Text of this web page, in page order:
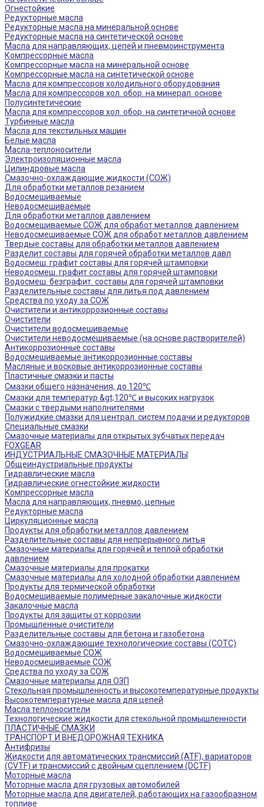
Огнестойкие
Редукторные масла
Редукторные масла на минеральной основе
Редукторные масла на синтетической основе
Масла для направляющих, цепей и пневмоинструмента
Компрессорные масла
Компрессорные масла на минеральной основе
Компрессорные масла на синтетической основе
Масла для компрессоров холодильного оборудования
Масла для компрессоров хол. обор. на минерал. основе
Полусинтетические
Масла для компрессоров хол. обор. на синтетичной основе
Турбинные масла
Масла для текстильных машин
Белые масла
Масла-теплоносители
Электроизоляционные масла
Цилиндровые масла
Смазочно-охлаждающие жидкости (СОЖ)
Для обработки металлов резанием
Водосмешиваемые
Неводосмешиваемые
Для обработки металлов давлением
Водосмешиваемые СОЖ для обработ металлов давлением
Неводосмешиваемые СОЖ для обработ металлов давлением
Твердые составы для обработки металлов давлением
Разделит составы для горячей обработки металлов давл
Водосмеш. графит составы для горячей штамповки
Неводосмеш. графит составы для горячей штамповки
Водосмеш. безграфит. составы для горячей штамповки
Разделительные составы для литья под давлением
Средства по уходу за СОЖ
Очистители и антикоррозионные составы
Очистители
Очистители водосмешиваемые
Очистители неводосмешиваемые (на основе растворителей)
Антикоррозионные составы
Водосмешиваемые антикоррозионные составы
Масляные и восковые антикоррозионные составы
Пластичные смазки и пасты
Смазки общего назначения, до 120℃
Смазки для температур &gt;120℃ и высоких нагрузок
Смазки с твердыми наполнителями
Полужидкие смазки для централ. систем подачи и редукторов
Специальные смазки
Смазочные материалы для открытых зубчатых передач
FOXGEAR
ИНДУСТРИАЛЬНЫЕ СМАЗОЧНЫЕ МАТЕРИАЛЫ
Общеиндустриальные продукты
Гидравлические масла
Гидравлические огнестойкие жидкости
Компрессорные масла
Масла для направляющих, пневмо, цепные
Редукторные масла
Циркуляционные масла
Продукты для обработки металлов давлением
Разделительные составы для непрерывного литья
Смазочные материалы для горячей и теплой обработки
давлением
Смазочные материалы для прокатки
Смазочные материалы для холодной обработки давлением
Продукты для термической обработки
Водосмешиваемые полимерные закалочные жидкости
Закалочные масла
Продукты для защиты от коррозии
Промышленные очистители
Разделительные составы для бетона и газобетона
Смазочно-охлаждающие технологические составы (СОТС)
Водосмешиваемые СОЖ
Неводосмешиваемые СОЖ
Средства по уходу за СОЖ
Смазочные материалы для ОЗП
Стекольная промышленность и высокотемпературные продукты
Высокотемпературные масла для цепей
Масла теплоносители
Технологические жидкости для стекольной промышленности
ПЛАСТИЧНЫЕ СМАЗКИ
ТРАНСПОРТ И ВНЕДОРОЖНАЯ ТЕХНИКА
Антифризы
Жидкости для автоматических трансмиссий (ATF), вариаторов
(CVTF) и трансмиссий с двойным сцеплением (DCTF)
Моторные масла
Моторные масла для грузовых автомобилей
Моторные масла для двигателей, работающих на газообразном
топливе